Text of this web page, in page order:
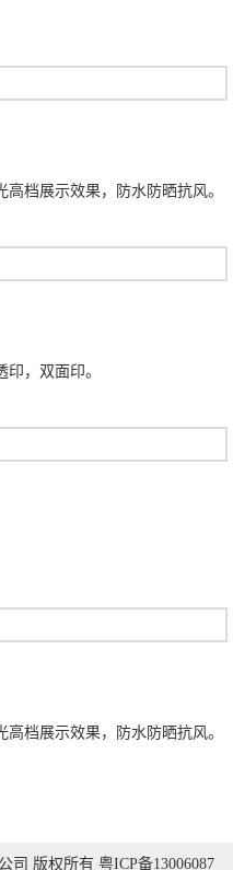
档展示效果，防水防晒抗风。
，双面印。
档展示效果，防水防晒抗风。
司 版权所有 粤ICP备13006087